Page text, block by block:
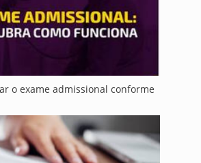
o exame admissional conforme